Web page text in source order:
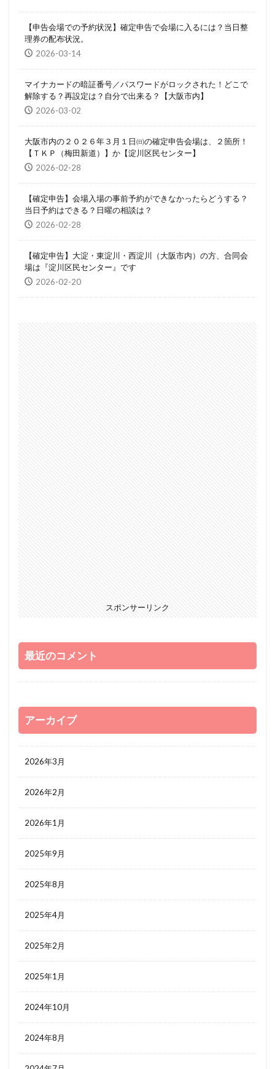
【申告会場での予約状況】確定申告で会場に入るには？当日整
理券の配布状況。
2026-03-14
マイナカードの暗証番号／パスワードがロックされた！どこで
解除する？再設定は？自分で出来る？【大阪市内】
2026-03-02
大阪市内の２０２６年３月１日㈰の確定申告会場は、２箇所！
【ＴＫＰ（梅田新道）】か【淀川区民センター】
2026-02-28
【確定申告】会場入場の事前予約ができなかったらどうする？
当日予約はできる？日曜の相談は？
2026-02-28
【確定申告】大淀・東淀川・西淀川（大阪市内）の方、合同会
場は『淀川区民センター』です
2026-02-20
スポンサーリンク
最近のコメント
アーカイブ
2026年3月
2026年2月
2026年1月
2025年9月
2025年8月
2025年4月
2025年2月
2025年1月
2024年10月
2024年8月